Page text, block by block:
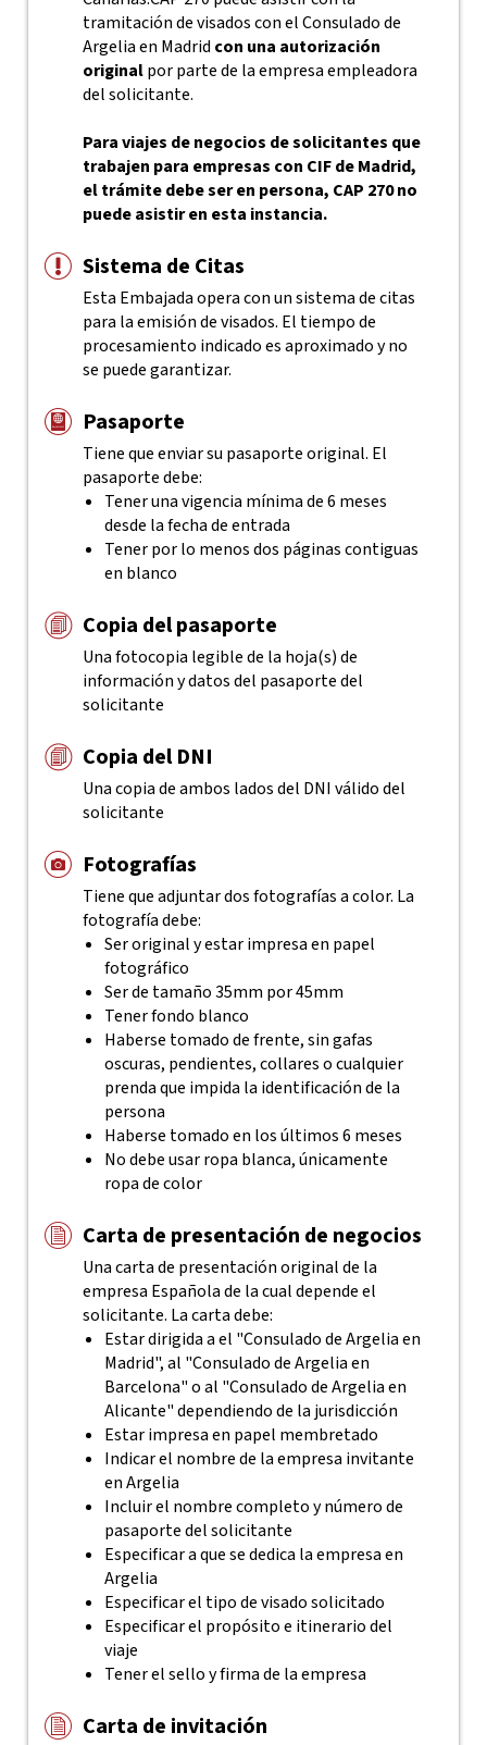
tramitación de visados con el Consulado de
Argelia en Madrid con una autorización
originalpor parte de la empresa empleadora
del solicitante.
Para viajes de negocios de solicitantes que
trabajen para empresas con CIF de Madrid,
el trámite debe ser en persona, CAP 270 no
puede asistir en esta instancia.
Sistema de Citas
Esta Embajada opera con un sistema de citas
para la emisión de visados. El tiempo de
procesamiento indicado es aproximado y no
se puede garantizar.
Pasaporte
Tiene que enviar su pasaporte original. El
pasaporte debe:
Tener una vigencia mínima de 6 meses
desde la fecha de entrada
Tener por lo menos dos páginas contiguas
en blanco
Copia del pasaporte
Una fotocopia legible de la hoja(s) de
información y datos del pasaporte del
solicitante
Copia del DNI
Una copia de ambos lados del DNI válido del
solicitante
Fotografías
Tiene que adjuntar dos fotografías a color. La
fotografía debe:
Ser original y estar impresa en papel
fotográfico
Ser de tamaño 35mm por 45mm
Tener fondo blanco
Haberse tomado de frente, sin gafas
oscuras, pendientes, collares o cualquier
prenda que impida la identificación de la
persona
Haberse tomado en los últimos 6 meses
No debe usar ropa blanca, únicamente
ropa de color
Carta de presentación de negocios
Una carta de presentación original de la
empresa Española de la cual depende el
solicitante. La carta debe:
Estar dirigida a el "Consulado de Argelia en
Madrid", al "Consulado de Argelia en
Barcelona" o al "Consulado de Argelia en
Alicante" dependiendo de la jurisdicción
Estar impresa en papel membretado
Indicar el nombre de la empresa invitante
en Argelia
Incluir el nombre completo y número de
pasaporte del solicitante
Especificar a que se dedica la empresa en
Argelia
Especificar el tipo de visado solicitado
Especificar el propósito e itinerario del
viaje
Tener el sello y firma de la empresa
Carta de invitación